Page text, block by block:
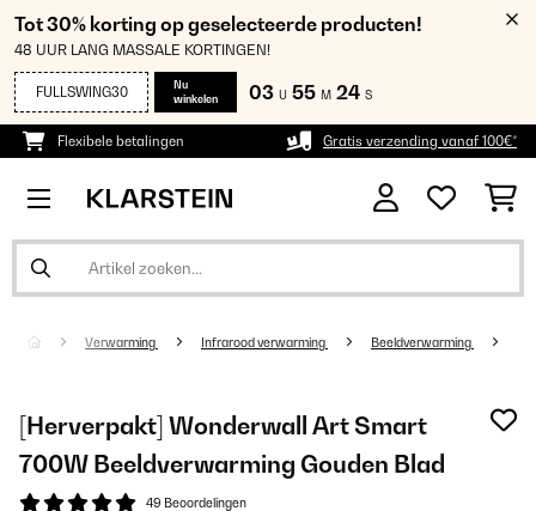
Tot 30% korting op geselecteerde producten!
48 UUR LANG MASSALE KORTINGEN!
FULLSWING30
Nu
winkelen
03 U 55 M 23 S
Flexibele betalingen Gratis verzending vanaf 100€*
Verwarming Infrarood verwarming Beeldverwarming
[Herverpakt] Wonderwall Art Smart
700W Beeldverwarming Gouden Blad
49 Beoordelingen